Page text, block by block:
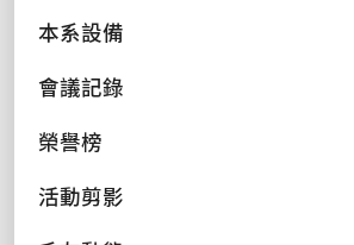
本系設備
會議記錄
榮譽榜
活動剪影